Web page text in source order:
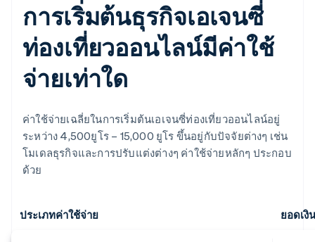
การเริ่มต้นธุรกิจเอเจนซี่
ท่องเที่ยวออนไลน์มีค่าใช้
จ่ายเท่าใด
ค่าใช้จ่ายเฉลี่ยในการเริ่มต้นเอเจนซี่ท่องเที่ยวออนไลน์อยู่
ระหว่าง 4,500ยูโร – 15,000 ยูโร ขึ้นอยู่กับปัจจัยต่างๆ เช่น
โมเดลธุรกิจและการปรับแต่งต่างๆ ค่าใช้จ่ายหลักๆ ประกอบ
ด้วย
ประเภทค่าใช้จ่าย ยอดเงิ